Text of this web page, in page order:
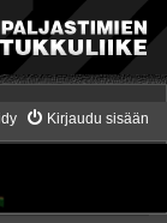
Kirjaudu sisään